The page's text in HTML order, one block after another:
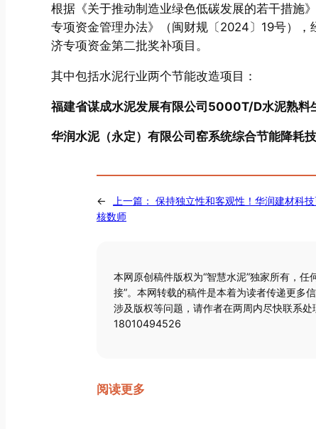
根据《关于推动制造业绿色低碳发展的若干措施
专项资金管理办法》（闽财规〔2024〕19号）
济专项资金第二批奖补项目。
其中包括水泥行业两个节能改造项目：
福建省谋成水泥发展有限公司5000T/D水泥熟料
华润水泥（永定）有限公司窑系统综合节能降耗
← 上一篇： 保持独立性和客观性！华润建材科
核数师
本网原创稿件版权为“智慧水泥”独家所有，
接”。本网转载的稿件是本着为读者传递更多
涉及版权等问题，请作者在两周内尽快联系处
18010494526
阅读更多